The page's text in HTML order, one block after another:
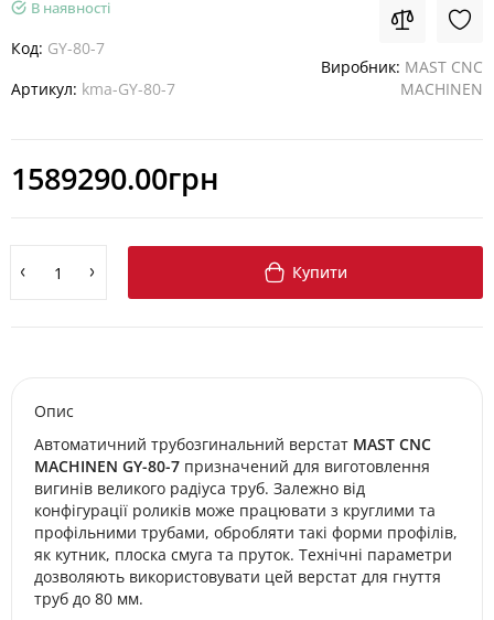
В наявності
Код: GY-80-7
Артикул: kma-GY-80-7
Виробник: MAST CNC
MACHINEN
1589290.00грн
Купити
Опис
Автоматичний трубозгинальний верстат MAST CNC
MACHINEN GY-80-7 призначений для виготовлення
вигинів великого радіуса труб. Залежно від
конфігурації роликів може працювати з круглими та
профільними трубами, обробляти такі форми профілів,
як кутник, плоска смуга та пруток. Технічні параметри
дозволяють використовувати цей верстат для гнуття
труб до 80 мм.